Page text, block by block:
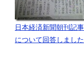
日本経済新聞朝刊記
について回答しました